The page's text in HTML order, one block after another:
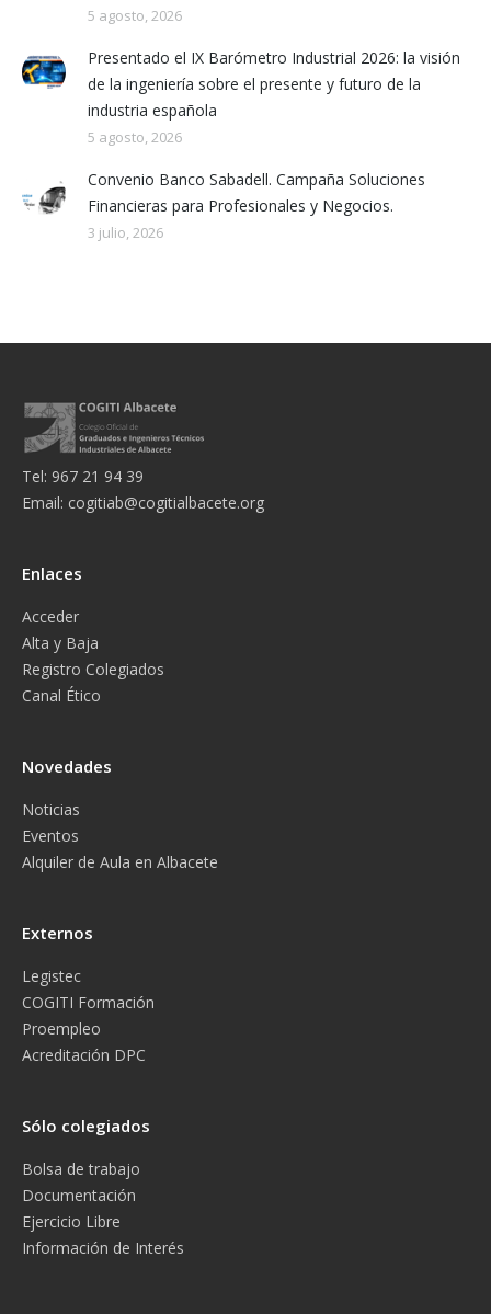
5 agosto, 2026
Presentado el IX Barómetro Industrial 2026: la visión
de la ingeniería sobre el presente y futuro de la
industria española
5 agosto, 2026
Convenio Banco Sabadell. Campaña Soluciones
Financieras para Profesionales y Negocios.
3 julio, 2026
Tel: 967 21 94 39
Email: cogitiab@cogitialbacete.org
Enlaces
Acceder
Alta y Baja
Registro Colegiados
Canal Ético
Novedades
Noticias
Eventos
Alquiler de Aula en Albacete
Externos
Legistec
COGITI Formación
Proempleo
Acreditación DPC
Sólo colegiados
Bolsa de trabajo
Documentación
Ejercicio Libre
Información de Interés